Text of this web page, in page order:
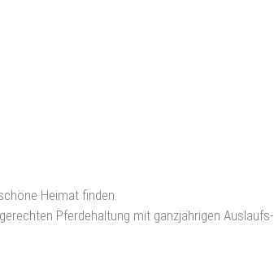
Heimat finden.
Pferdehaltung mit ganzjährigen Auslaufs-